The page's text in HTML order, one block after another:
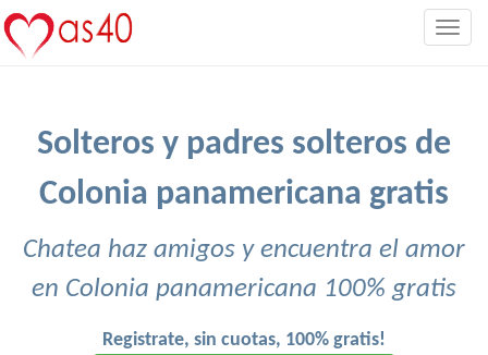
Solteros y padres solteros de
Colonia panamericana gratis
Chatea haz amigos y encuentra el amor
en Colonia panamericana 100% gratis
Registrate, sin cuotas, 100% gratis!